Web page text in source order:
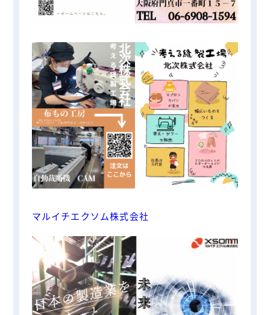
マルイチエクソム株式会社